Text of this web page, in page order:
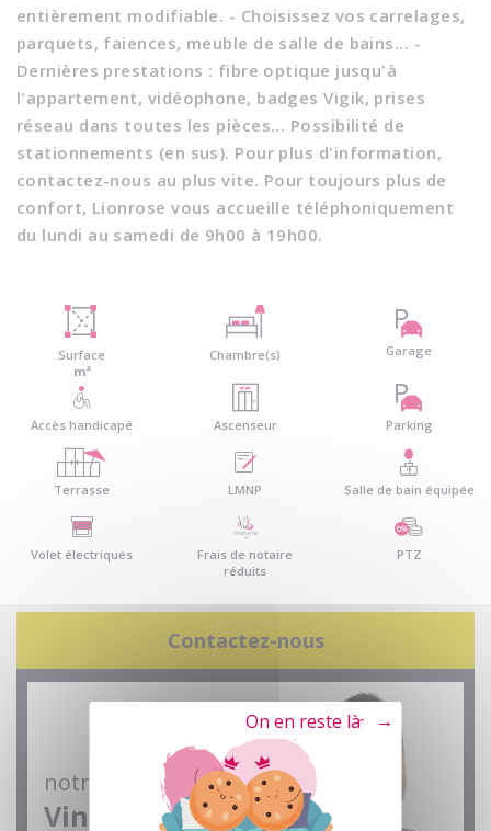
entièrement modifiable. - Choisissez vos carrelages,
parquets, faiences, meuble de salle de bains... -
Dernières prestations : fibre optique jusqu'à
l'appartement, vidéophone, badges Vigik, prises
réseau dans toutes les pièces... Possibilité de
stationnements (en sus). Pour plus d'information,
contactez-nous au plus vite. Pour toujours plus de
confort, Lionrose vous accueille téléphoniquement
du lundi au samedi de 9h00 à 19h00.
Surface
m²
Chambre(s) Garage
Accès handicapé Ascenseur Parking
Terrasse LMNP Salle de bain équipée
Volet électriques
Frais de notaire
réduits
PTZ
Contactez-nous
notre conseiller
Vincent
Tout refuser